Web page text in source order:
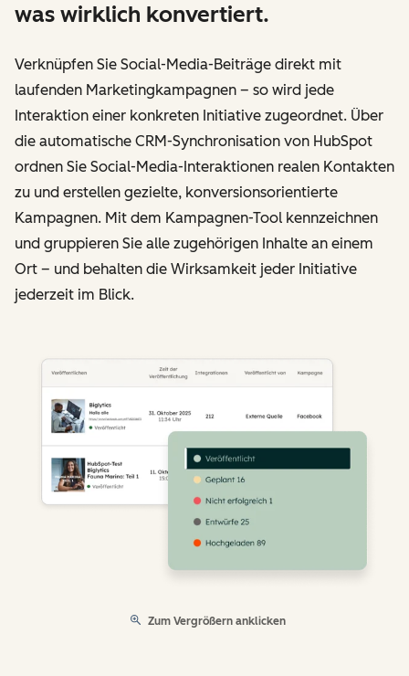
was wirklich konvertiert.
Verknüpfen Sie Social-Media-Beiträge direkt mit
laufenden Marketingkampagnen – so wird jede
Interaktion einer konkreten Initiative zugeordnet. Über
die automatische CRM-Synchronisation von HubSpot
ordnen Sie Social-Media-Interaktionen realen Kontakten
zu und erstellen gezielte, konversionsorientierte
Kampagnen. Mit dem Kampagnen-Tool kennzeichnen
und gruppieren Sie alle zugehörigen Inhalte an einem
Ort – und behalten die Wirksamkeit jeder Initiative
jederzeit im Blick.
Zum Vergrößern anklicken